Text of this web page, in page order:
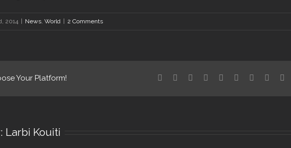
2014 News, World 2 Comments
Your Platform! Facebook
TwitterLinkedin
Reddit TumblrGoogle+Pinterest
Larbi Kouiti